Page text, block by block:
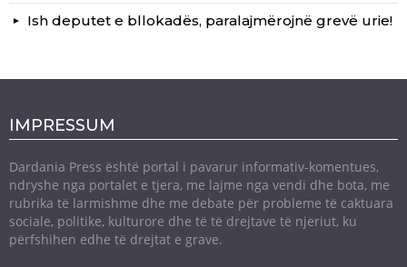
Ish deputet e bllokadës, paralajmërojnë grevë urie!
IMPRESSUM
Dardania Press është portal i pavarur informativ-komentues,
ndryshe nga portalet e tjera, me lajme nga vendi dhe bota, me
rubrika të larmishme dhe me debate për probleme të caktuara
sociale, politike, kulturore dhe të të drejtave të njeriut, ku
përfshihen edhe të drejtat e grave.